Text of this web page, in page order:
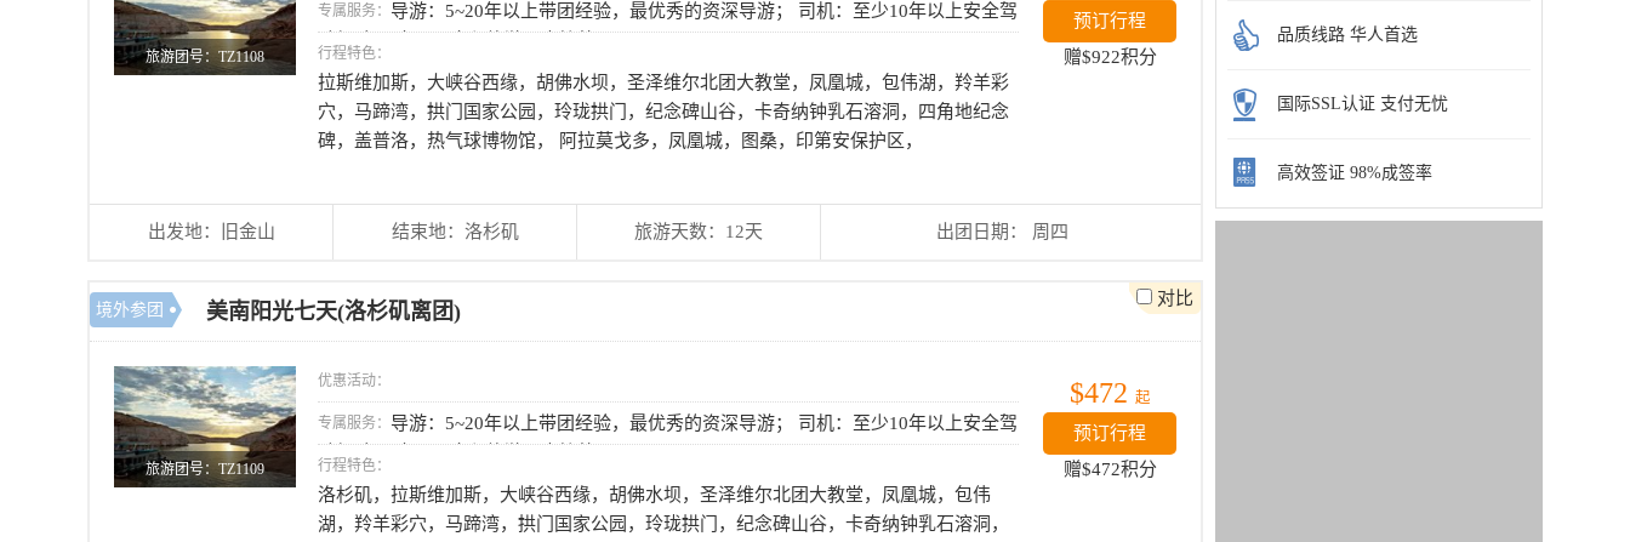
旅游团号：TZ1108
专属服务： 导游：5~20年以上带团经验，最优秀的资深导游； 司机：至少10年以上安全驾
行程特色：
拉斯维加斯，大峡谷西缘，胡佛水坝，圣泽维尔北团大教堂，凤凰城，包伟湖，羚羊彩
穴，马蹄湾，拱门国家公园，玲珑拱门，纪念碑山谷，卡奇纳钟乳石溶洞，四角地纪念
碑，盖普洛，热气球博物馆， 阿拉莫戈多，凤凰城，图桑，印第安保护区，
预订行程
赠$922积分
出发地：旧金山 结束地：洛杉矶 旅游天数：12天 出团日期： 周四
境外参团 美南阳光七天(洛杉矶离团)
旅游团号：TZ1109
优惠活动：
专属服务： 导游：5~20年以上带团经验，最优秀的资深导游； 司机：至少10年以上安全驾
行程特色：
洛杉矶，拉斯维加斯，大峡谷西缘，胡佛水坝，圣泽维尔北团大教堂，凤凰城，包伟
湖，羚羊彩穴，马蹄湾，拱门国家公园，玲珑拱门，纪念碑山谷，卡奇纳钟乳石溶洞，
$472 起
预订行程
赠$472积分
对比
品质线路 华人首选
国际SSL认证 支付无忧
高效签证 98%成签率